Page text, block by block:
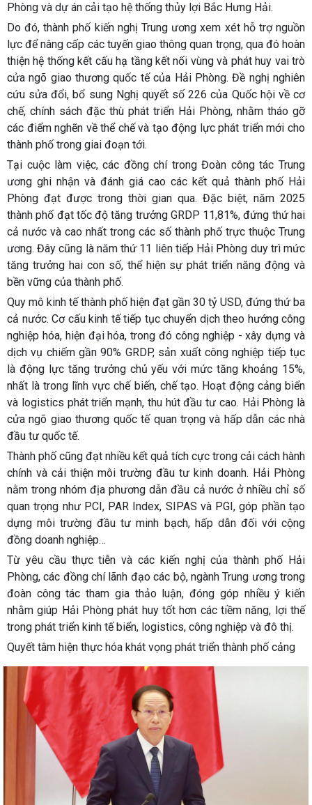
Phòng và dự án cải tạo hệ thống thủy lợi Bắc Hưng Hải.
Do đó, thành phố kiến nghị Trung ương xem xét hỗ trợ nguồn
lực để nâng cấp các tuyến giao thông quan trọng, qua đó hoàn
thiện hệ thống kết cấu hạ tầng kết nối vùng và phát huy vai trò
cửa ngõ giao thương quốc tế của Hải Phòng. Đề nghị nghiên
cứu sửa đổi, bổ sung Nghị quyết số 226 của Quốc hội về cơ
chế, chính sách đặc thù phát triển Hải Phòng, nhằm tháo gỡ
các điểm nghẽn về thể chế và tạo động lực phát triển mới cho
thành phố trong giai đoạn tới.
Tại cuộc làm việc, các đồng chí trong Đoàn công tác Trung
ương ghi nhận và đánh giá cao các kết quả thành phố Hải
Phòng đạt được trong thời gian qua. Đặc biệt, năm 2025
thành phố đạt tốc độ tăng trưởng GRDP 11,81%, đứng thứ hai
cả nước và cao nhất trong các số thành phố trực thuộc Trung
ương. Đây cũng là năm thứ 11 liên tiếp Hải Phòng duy trì mức
tăng trưởng hai con số, thể hiện sự phát triển năng động và
bền vững của thành phố.
Quy mô kinh tế thành phố hiện đạt gần 30 tỷ USD, đứng thứ ba
cả nước. Cơ cấu kinh tế tiếp tục chuyển dịch theo hướng công
nghiệp hóa, hiện đại hóa, trong đó công nghiệp - xây dựng và
dịch vụ chiếm gần 90% GRDP, sản xuất công nghiệp tiếp tục
là động lực tăng trưởng chủ yếu với mức tăng khoảng 15%,
nhất là trong lĩnh vực chế biến, chế tạo. Hoạt động cảng biển
và logistics phát triển mạnh, thu hút đầu tư cao. Hải Phòng là
cửa ngõ giao thương quốc tế quan trọng và hấp dẫn các nhà
đầu tư quốc tế.
Thành phố cũng đạt nhiều kết quả tích cực trong cải cách hành
chính và cải thiện môi trường đầu tư kinh doanh. Hải Phòng
nằm trong nhóm địa phương dẫn đầu cả nước ở nhiều chỉ số
quan trọng như PCI, PAR Index, SIPAS và PGI, góp phần tạo
dựng môi trường đầu tư minh bạch, hấp dẫn đối với cộng
đồng doanh nghiệp…
Từ yêu cầu thực tiễn và các kiến nghị của thành phố Hải
Phòng, các đồng chí lãnh đạo các bộ, ngành Trung ương trong
đoàn công tác tham gia thảo luận, đóng góp nhiều ý kiến
nhằm giúp Hải Phòng phát huy tốt hơn các tiềm năng, lợi thế
trong phát triển kinh tế biển, logistics, công nghiệp và đô thị.
Quyết tâm hiện thực hóa khát vọng phát triển thành phố cảng